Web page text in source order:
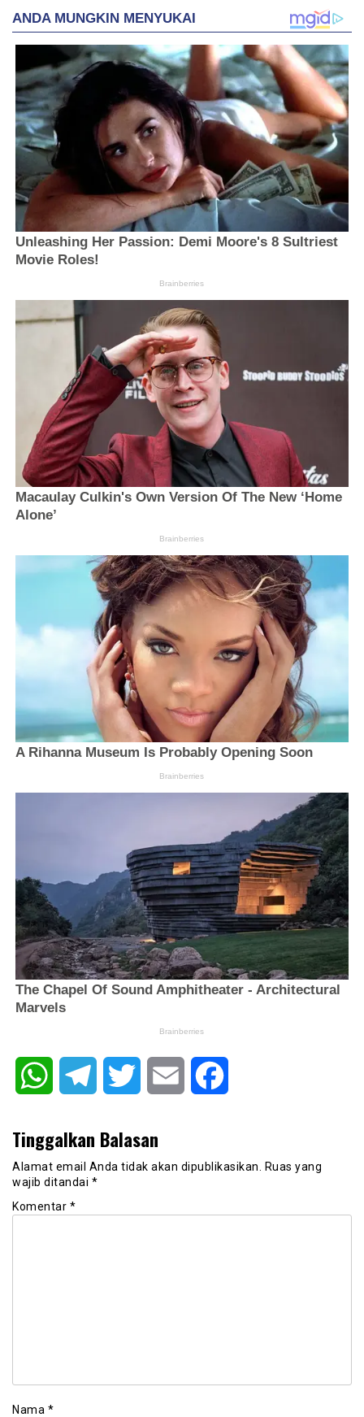
WhatsAppTelegram Twitter Email
Tinggalkan Balasan
Alamat email Anda tidak akan dipublikasikan. Ruas yang
wajib ditandai *
Komentar *
Nama *